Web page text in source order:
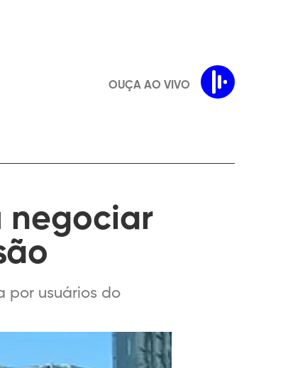
OUÇA AO VIVO
negociar
por usuários do